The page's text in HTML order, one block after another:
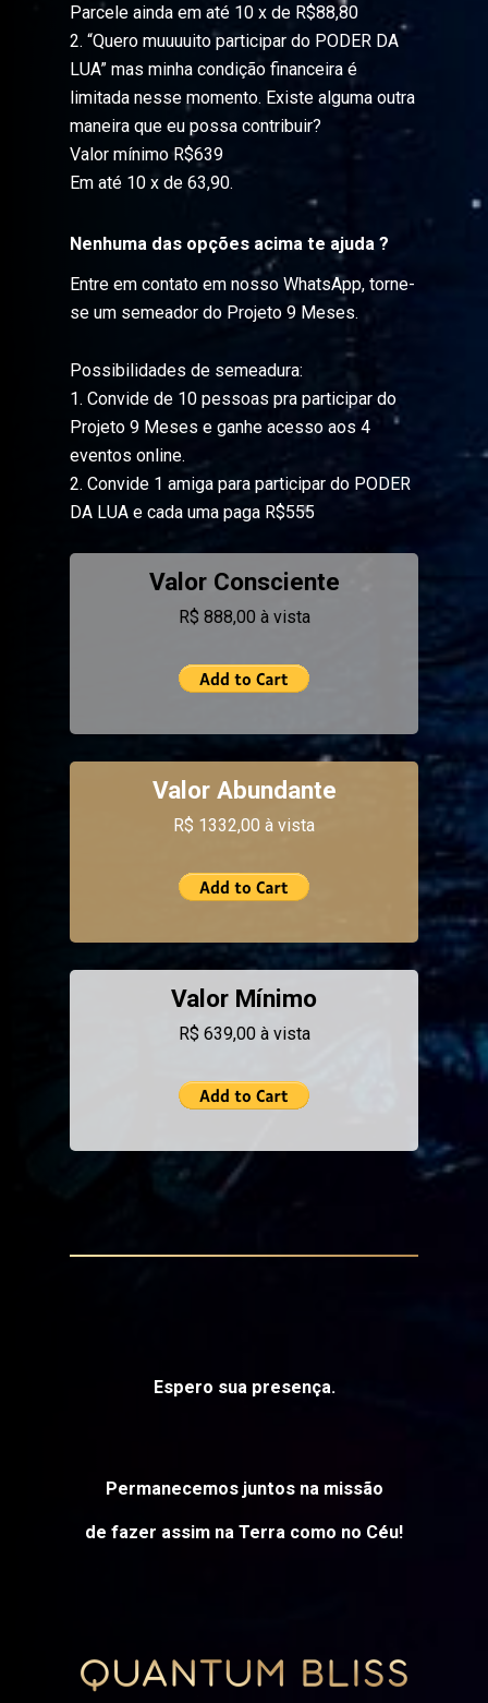
Parcele ainda em até 10 x de R$88,80
2. “Quero muuuuito participar do PODER DA
LUA” mas minha condição financeira é
limitada nesse momento. Existe alguma outra
maneira que eu possa contribuir?
Valor mínimo R$639
Em até 10 x de 63,90.
Nenhuma das opções acima te ajuda ?
Entre em contato em nosso WhatsApp, torne-
se um semeador do Projeto 9 Meses.
Possibilidades de semeadura:
1. Convide de 10 pessoas pra participar do
Projeto 9 Meses e ganhe acesso aos 4
eventos online.
2. Convide 1 amiga para participar do PODER
DA LUA e cada uma paga R$555
Valor Consciente
R$ 888,00 à vista
Valor Abundante
R$ 1332,00 à vista
Valor Mínimo
R$ 639,00 à vista
Espero sua presença.
Permanecemos juntos na missão
de fazer assim na Terra como no Céu!